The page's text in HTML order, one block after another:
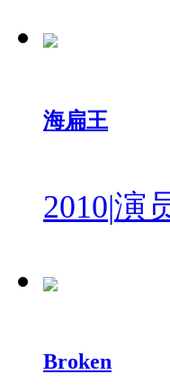
海扁王
2010|演
Broken